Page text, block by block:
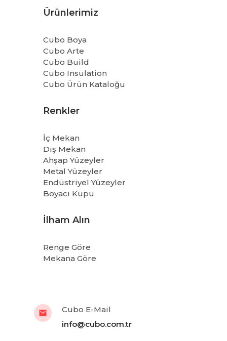
Ürünlerimiz
Cubo Boya
Cubo Arte
Cubo Build
Cubo Insulation
Cubo Ürün Kataloğu
Renkler
İç Mekan
Dış Mekan
Ahşap Yüzeyler
Metal Yüzeyler
Endüstriyel Yüzeyler
Boyacı Küpü
İlham Alın
Renge Göre
Mekana Göre
Cubo E-Mail
info@cubo.com.tr